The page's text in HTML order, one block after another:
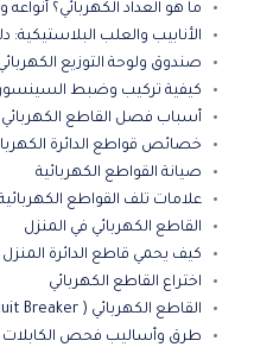
ما هو العداد الكهربائي؟ أنواعه
الأنابيب والعلب البلاستيكية:
صندوق ولوحة التوزيع الكهربائي:
كيفية تركيب وضبط السينسور:
أسباب فصل القاطع الكهربائي
خصائص قواطع الدائرة
صيانة القواطع الكهربائية
علامات تلف القواطع
القاطع الكهربائي في المنزل
كيف يحمي قاطع الدائرة المنزل
اختراع القاطع الكهربائي
القاطع الكهربائي ( Circuit Breaker)
طرق وأساليب فحص الكابلات